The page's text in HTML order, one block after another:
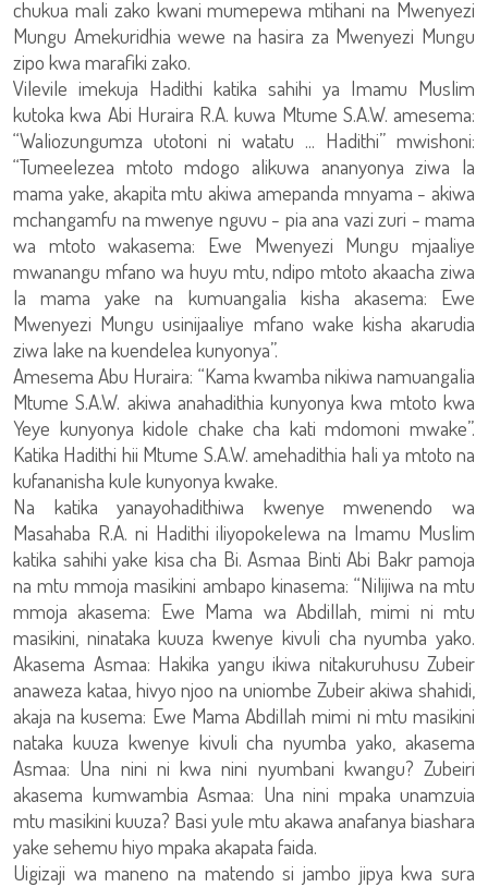
chukua mali zako kwani mumepewa mtihani na Mwenyezi
Mungu Amekuridhia wewe na hasira za Mwenyezi Mungu
zipo kwa marafiki zako.
Vilevile imekuja Hadithi katika sahihi ya Imamu Muslim
kutoka kwa Abi Huraira R.A. kuwa Mtume S.A.W. amesema:
“Waliozungumza utotoni ni watatu ... Hadithi” mwishoni:
“Tumeelezea mtoto mdogo alikuwa ananyonya ziwa la
mama yake, akapita mtu akiwa amepanda mnyama - akiwa
mchangamfu na mwenye nguvu - pia ana vazi zuri - mama
wa mtoto wakasema: Ewe Mwenyezi Mungu mjaaliye
mwanangu mfano wa huyu mtu, ndipo mtoto akaacha ziwa
la mama yake na kumuangalia kisha akasema: Ewe
Mwenyezi Mungu usinijaaliye mfano wake kisha akarudia
ziwa lake na kuendelea kunyonya”.
Amesema Abu Huraira: “Kama kwamba nikiwa namuangalia
Mtume S.A.W. akiwa anahadithia kunyonya kwa mtoto kwa
Yeye kunyonya kidole chake cha kati mdomoni mwake”.
Katika Hadithi hii Mtume S.A.W. amehadithia hali ya mtoto na
kufananisha kule kunyonya kwake.
Na katika yanayohadithiwa kwenye mwenendo wa
Masahaba R.A. ni Hadithi iliyopokelewa na Imamu Muslim
katika sahihi yake kisa cha Bi. Asmaa Binti Abi Bakr pamoja
na mtu mmoja masikini ambapo kinasema: “Nilijiwa na mtu
mmoja akasema: Ewe Mama wa Abdillah, mimi ni mtu
masikini, ninataka kuuza kwenye kivuli cha nyumba yako.
Akasema Asmaa: Hakika yangu ikiwa nitakuruhusu Zubeir
anaweza kataa, hivyo njoo na uniombe Zubeir akiwa shahidi,
akaja na kusema: Ewe Mama Abdillah mimi ni mtu masikini
nataka kuuza kwenye kivuli cha nyumba yako, akasema
Asmaa: Una nini ni kwa nini nyumbani kwangu? Zubeiri
akasema kumwambia Asmaa: Una nini mpaka unamzuia
mtu masikini kuuza? Basi yule mtu akawa anafanya biashara
yake sehemu hiyo mpaka akapata faida.
Uigizaji wa maneno na matendo si jambo jipya kwa sura